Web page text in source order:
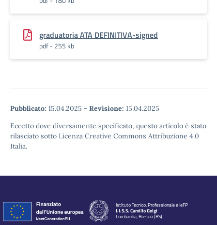
graduatoria ATA DEFINITIVA-signed
pdf - 255 kb
Pubblicato: 15.04.2025 - Revisione: 15.04.2025
Eccetto dove diversamente specificato, questo articolo è stato
rilasciato sotto Licenza Creative Commons Attribuzione 4.0
Italia.
Istituto Tecnico, Professionale e IeFP
I.I.S.S. Camillo Golgi
Lombardia, Brescia (BS)